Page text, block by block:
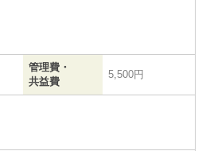
管理費・
共益費
5,500円